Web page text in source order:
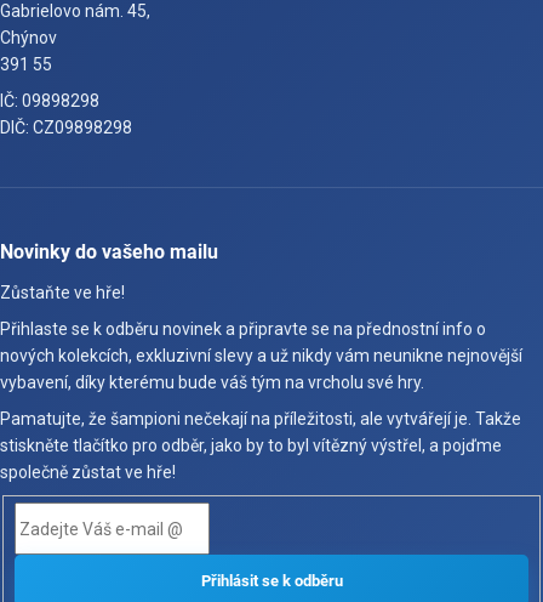
Gabrielovo nám. 45,
Chýnov
391 55
IČ: 09898298
DIČ: CZ09898298
Novinky do vašeho mailu
Zůstaňte ve hře!
Přihlaste se k odběru novinek a připravte se na přednostní info o
nových kolekcích, exkluzivní slevy a už nikdy vám neunikne nejnovější
vybavení, díky kterému bude váš tým na vrcholu své hry.
Pamatujte, že šampioni nečekají na příležitosti, ale vytvářejí je. Takže
stiskněte tlačítko pro odběr, jako by to byl vítězný výstřel, a pojďme
společně zůstat ve hře!